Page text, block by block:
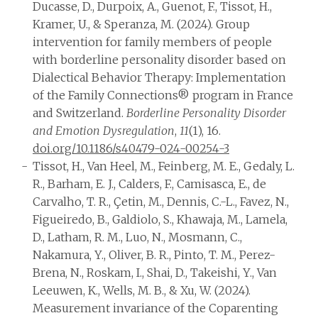
Ducasse, D., Durpoix, A., Guenot, F., Tissot, H.,
Kramer, U., & Speranza, M. (2024). Group
intervention for family members of people
with borderline personality disorder based on
Dialectical Behavior Therapy: Implementation
of the Family Connections® program in France
and Switzerland. Borderline Personality Disorder
and Emotion Dysregulation, 11(1), 16.
doi.org/10.1186/s40479-024-00254-3
Tissot, H., Van Heel, M., Feinberg, M. E., Gedaly, L.
R., Barham, E. J., Calders, F., Camisasca, E., de
Carvalho, T. R., Çetin, M., Dennis, C.-L., Favez, N.,
Figueiredo, B., Galdiolo, S., Khawaja, M., Lamela,
D., Latham, R. M., Luo, N., Mosmann, C.,
Nakamura, Y., Oliver, B. R., Pinto, T. M., Perez-
Brena, N., Roskam, I., Shai, D., Takeishi, Y., Van
Leeuwen, K., Wells, M. B., & Xu, W. (2024).
Measurement invariance of the Coparenting